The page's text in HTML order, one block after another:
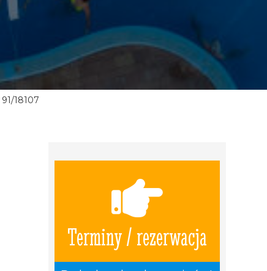
91/18107
Terminy / rezerwacja